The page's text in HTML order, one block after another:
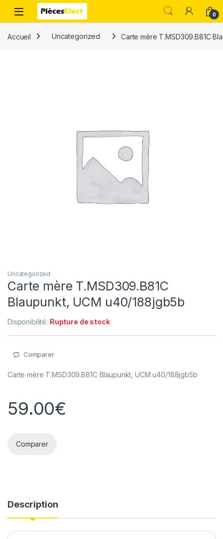
0
Accueil Uncategorized Carte mère T.MSD309.B81C
Uncategorized
Carte mère T.MSD309.B81C
Blaupunkt, UCM u40/188jgb5b
Disponibilité: Rupture de stock
Comparer
Carte mère T.MSD309.B81C Blaupunkt, UCM u40/188jgb5b
59.00€
Comparer
Description